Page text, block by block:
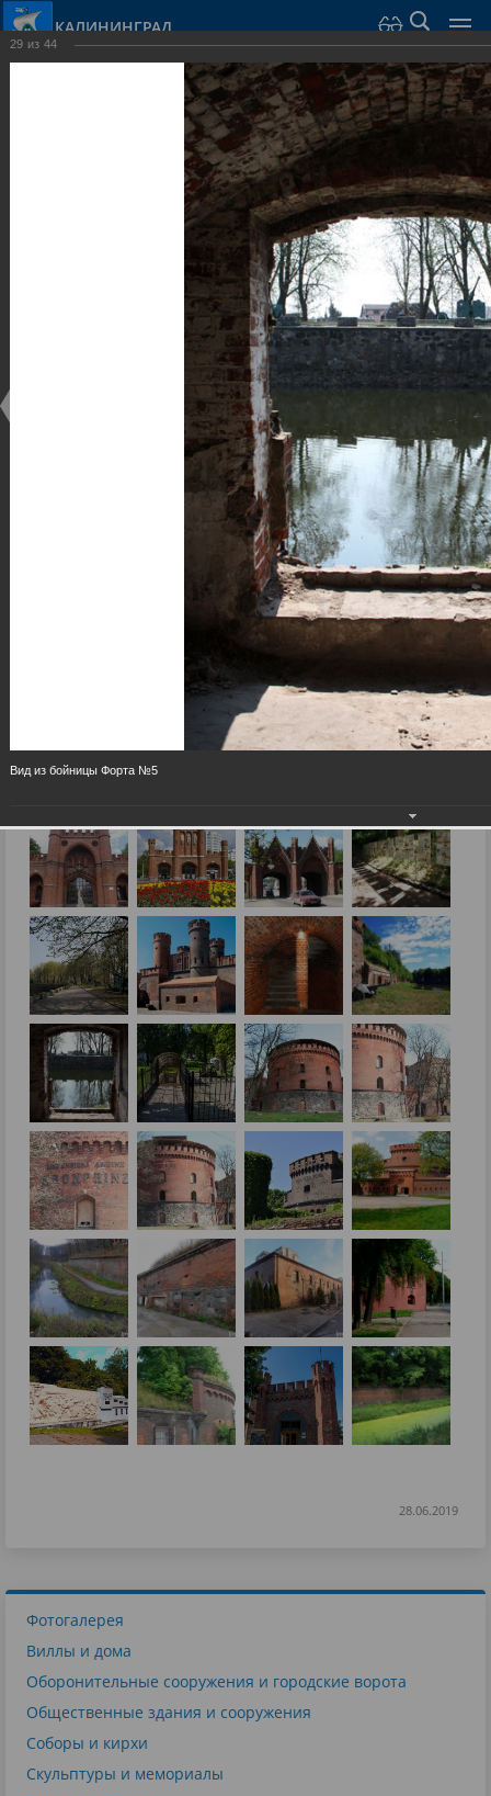
КАЛИНИНГРАД
Город › Фотогалерея
›
Оборонительные сооружения и городские ворота
Оборонительные сооружения и городские ворота
Оборонительные сооружения и городские ворота
28.06.2019
Фотогалерея
Виллы и дома
Оборонительные сооружения и городские ворота
Общественные здания и сооружения
Соборы и кирхи
Скульптуры и мемориалы
29 из 44
Вид из бойницы Форта №5